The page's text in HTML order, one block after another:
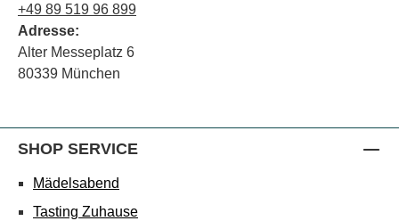
+49 89 519 96 899
Adresse:
Alter Messeplatz 6
80339 München
SHOP SERVICE
Mädelsabend
Tasting Zuhause